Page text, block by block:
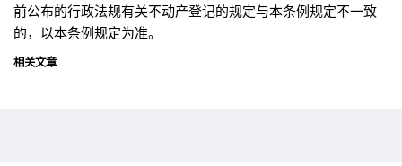
前公布的行政法规有关不动产登记的规定与本条例规定不一致
的，以本条例规定为准。
相关文章